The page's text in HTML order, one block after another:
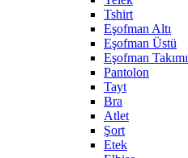
Tshirt
Eşofman Altı
Eşofman Üstü
Eşofman Takımı
Pantolon
Tayt
Bra
Atlet
Şort
Etek